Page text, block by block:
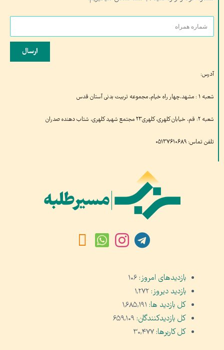
ارسال
آدرس:
شعبه ۱ : مشهد،چهار راه خیام, مجموعه تربیت بدنی آستان قدس
شعبه ۲: قم، خیابان کلهری، کلهری۲۳ مجتمع شهید کلهری، شتاب دهنده صدران
تلفن تماس: ۰۵۱۳۷۶۱۰۶۸۹
بازدیدهای امروز: ۱۰۶
بازدید دیروز: ۱,۲۷۲
کل بازدید ها: ۱,۶۸۵,۱۹۱
کل بازدیدکنند‌گان: ۶۵۹,۱۰۹
کل کاربرها: ۳۰,۴۷۷